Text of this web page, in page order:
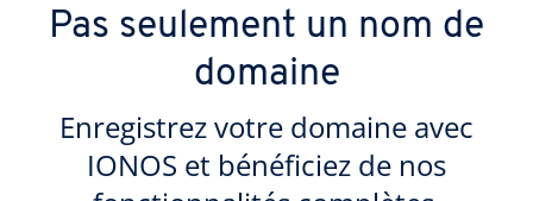
Pas seulement un nom de
domaine
Enregistrez votre domaine avec
IONOS et bénéficiez de nos